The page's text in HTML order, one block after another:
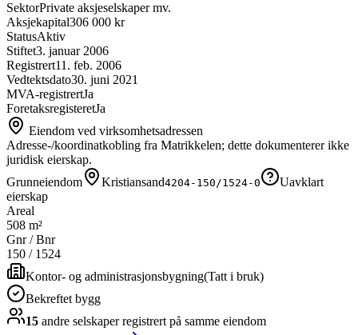
SektorPrivate aksjeselskaper mv.
Aksjekapital306 000 kr
StatusAktiv
Stiftet3. januar 2006
Registrert11. feb. 2006
Vedtektsdato30. juni 2021
MVA-registrertJa
ForetaksregisteretJa
Eiendom ved virksomhetsadressen
Adresse-/koordinatkobling fra Matrikkelen; dette dokumenterer ikke
juridisk eierskap.
Grunneiendom
Kristiansand4204-150/1524-0
Uavklart
eierskap
Areal
508 m²
Gnr / Bnr
150 / 1524
Kontor- og administrasjonsbygning(Tatt i bruk)
Bekreftet bygg
15 andre selskaperregistrert på samme eiendom